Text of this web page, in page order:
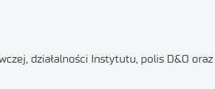
działalności Instytutu, polis D&O oraz